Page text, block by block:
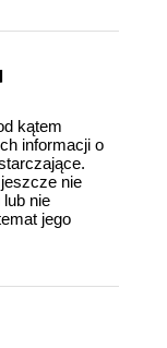
kątem
informacji o
nie
lub nie
jego